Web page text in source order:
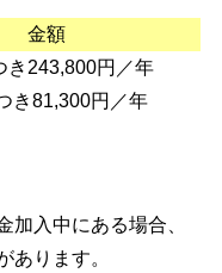
金額
き243,800円／年
き81,300円／年
加入中にある場合、
あります。